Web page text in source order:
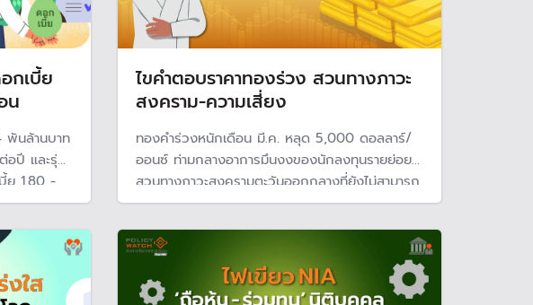
กเบี้ย
น
พันล้านบาท
อปี และรุ่น
ย 1.80 -
แอปฯ เทรด
ไขคำตอบราคาทองร่วง สวนทางภาวะ
สงคราม-ความเสี่ยง
ทองคำร่วงหนักเดือน มี.ค. หลุด 5,000 ดอลลาร์/
ออนซ์ ท่ามกลางอาการมึนงงของนักลงทุนรายย่อย
สวนทางภาวะสงครามตะวันออกกลางที่ยังไม่สามารถ
คาดการณืได้ ขณะที่สภาทองคำโลก เผยตลาดเผชิญ
ถือเงินสด หาจังหวะลงทุนสินทรัพย์อื่น